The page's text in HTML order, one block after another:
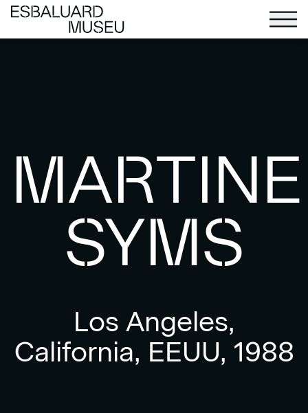
MARTINE
SYMS
Los Angeles,
California, EEUU, 1988